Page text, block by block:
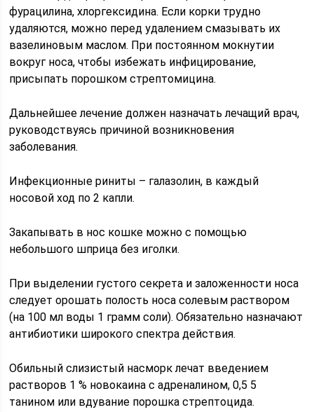
фурацилина, хлоргексидина. Если корки трудно
удаляются, можно перед удалением смазывать их
вазелиновым маслом. При постоянном мокнутии
вокруг носа, чтобы избежать инфицирование,
присыпать порошком стрептомицина.
Дальнейшее лечение должен назначать лечащий врач,
руководствуясь причиной возникновения
заболевания.
Инфекционные риниты – галазолин, в каждый
носовой ход по 2 капли.
Закапывать в нос кошке можно с помощью
небольшого шприца без иголки.
При выделении густого секрета и заложенности носа
следует орошать полость носа солевым раствором
(на 100 мл воды 1 грамм соли). Обязательно назначают
антибиотики широкого спектра действия.
Обильный слизистый насморк лечат введением
растворов 1 % новокаина с адреналином, 0,5 5
танином или вдувание порошка стрептоцида.